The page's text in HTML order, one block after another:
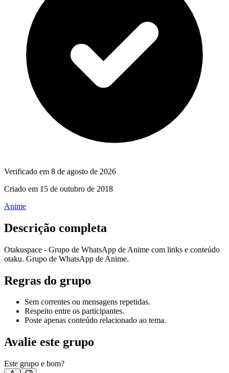
Verificado em 8 de agosto de 2026
Criado em 15 de outubro de 2018
Anime
Descrição completa
Otakuspace - Grupo de WhatsApp de Anime com links e conteúdo
otaku. Grupo de WhatsApp de Anime.
Regras do grupo
Sem correntes ou mensagens repetidas.
Respeito entre os participantes.
Poste apenas conteúdo relacionado ao tema.
Avalie este grupo
Este grupo e bom?